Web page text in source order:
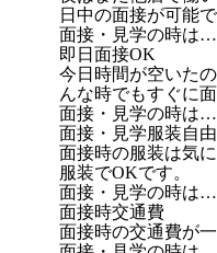
日中の面接が可能で
面接・見学の時は…
即日面接OK
今日時間が空いた
んな時でもすぐに
面接・見学の時は…
面接・見学服装自由
面接時の服装は気
服装でOKです。
面接・見学の時は…
面接時交通費
面接時の交通費が